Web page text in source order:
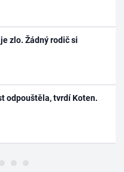
zlo. Žádný rodič si
odpouštěla, tvrdí Koten.